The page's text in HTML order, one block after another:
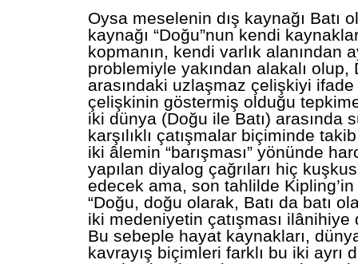
Oysa meselenin dış kaynağı Batı
kaynağı “Doğu”nun kendi
kopmanın, kendi varlık alanından
problemiyle yakından alakalı olup,
arasındaki uzlaşmaz çelişkiyi
çelişkinin göstermiş olduğu
iki dünya (Doğu ile Batı) arasında
karşılıklı çatışmalar biçiminde
iki âlemin “barışması” yönünde
yapılan diyalog çağrıları hiç
edecek ama, son tahlilde
“Doğu, doğu olarak, Batı da batı
iki medeniyetin çatışması
Bu sebeple hayat kaynakları,
kavrayış biçimleri farklı bu iki ayrı